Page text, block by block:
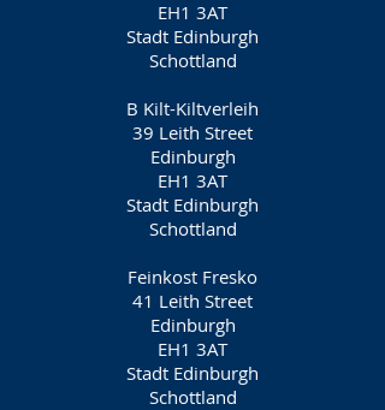
EH1 3AT
Stadt Edinburgh
Schottland
B Kilt-Kiltverleih
39 Leith Street
Edinburgh
EH1 3AT
Stadt Edinburgh
Schottland
Feinkost Fresko
41 Leith Street
Edinburgh
EH1 3AT
Stadt Edinburgh
Schottland